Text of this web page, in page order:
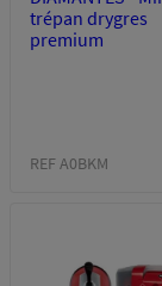
REF A0BKM